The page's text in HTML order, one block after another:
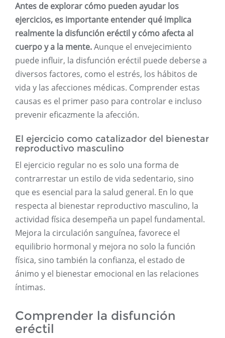
Antes de explorar cómo pueden ayudar los
ejercicios, es importante entender qué implica
realmente la disfunción eréctil y cómo afecta al
cuerpo y a la mente.Aunque el envejecimiento
puede influir, la disfunción eréctil puede deberse a
diversos factores, como el estrés, los hábitos de
vida y las afecciones médicas. Comprender estas
causas es el primer paso para controlar e incluso
prevenir eficazmente la afección.
El ejercicio como catalizador del bienestar
reproductivo masculino
El ejercicio regular no es solo una forma de
contrarrestar un estilo de vida sedentario, sino
que es esencial para la salud general. En lo que
respecta al bienestar reproductivo masculino, la
actividad física desempeña un papel fundamental.
Mejora la circulación sanguínea, favorece el
equilibrio hormonal y mejora no solo la función
física, sino también la confianza, el estado de
ánimo y el bienestar emocional en las relaciones
íntimas.
Comprender la disfunción
eréctil